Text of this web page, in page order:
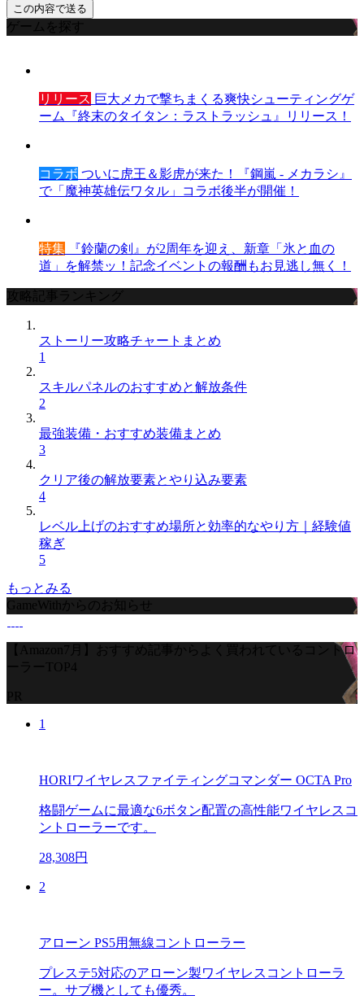
ゲームを探す
リリース 巨大メカで撃ちまくる爽快シューティングゲ
ーム『終末のタイタン：ラストラッシュ』リリース！
コラボ ついに虎王＆影虎が来た！『鋼嵐 - メカラシ』
で「魔神英雄伝ワタル」コラボ後半が開催！
特集 『鈴蘭の剣』が2周年を迎え、新章「氷と血の
道」を解禁ッ！記念イベントの報酬もお見逃し無く！
攻略記事ランキング
ストーリー攻略チャートまとめ
1
スキルパネルのおすすめと解放条件
2
最強装備・おすすめ装備まとめ
3
クリア後の解放要素とやり込み要素
4
レベル上げのおすすめ場所と効率的なやり方｜経験値
稼ぎ
5
もっとみる
GameWithからのお知らせ
【Amazon7月】おすすめ記事からよく買われているコントロ
ーラーTOP4
PR
1
HORIワイヤレスファイティングコマンダー OCTA Pro
格闘ゲームに最適な6ボタン配置の高性能ワイヤレスコ
ントローラーです。
28,308円
2
アローン PS5用無線コントローラー
プレステ5対応のアローン製ワイヤレスコントローラ
ー。サブ機としても優秀。